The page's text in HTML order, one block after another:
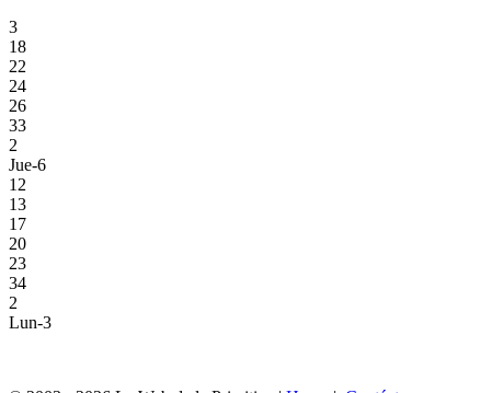
3
18
22
24
26
33
2
Jue-6
12
13
17
20
23
34
2
Lun-3